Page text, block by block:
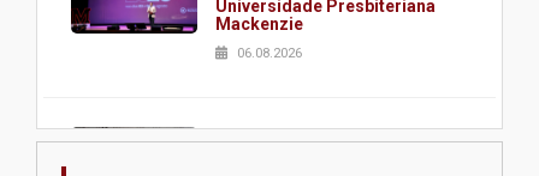
Universidade Presbiteriana
Mackenzie
06.08.2026
Nova apresentação do Centro